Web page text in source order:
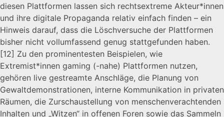
diesen Plattformen lassen sich rechtsextreme Akteur*innen
und ihre digitale Propaganda relativ einfach finden – ein
Hinweis darauf, dass die Löschversuche der Plattformen
bisher nicht vollumfassend genug stattgefunden haben.
[12] Zu den prominentesten Beispielen, wie
Extremist*innen gaming (-nahe) Plattformen nutzen,
gehören live gestreamte Anschläge, die Planung von
Gewaltdemonstrationen, interne Kommunikation in privaten
Räumen, die Zurschaustellung von menschenverachtenden
Inhalten und „Witzen“ in offenen Foren sowie das Sammeln